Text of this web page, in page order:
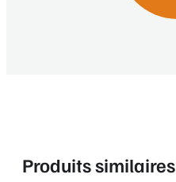
Produits similaires